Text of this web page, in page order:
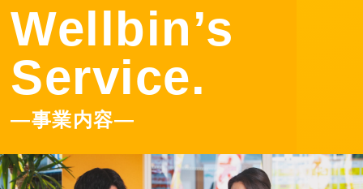
Wellbin’s
Service.
―事業内容―